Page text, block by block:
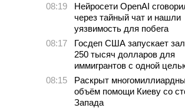
08:19
Нейросети OpenAI
через тайный чат и нашли
уязвимость для побега
08:17
Госдеп США запускает
250 тысяч долларов для
иммигрантов с одной
08:15
Раскрыт
объём помощи Киеву со
Запада